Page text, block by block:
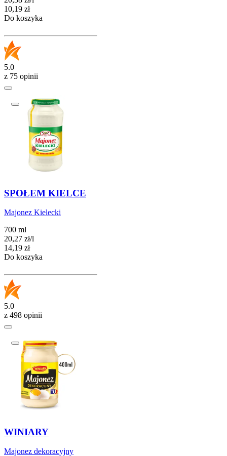
Cena
10,19 zł
Do koszyka
5.0
z 75 opinii
SPOŁEM KIELCE
Majonez Kielecki
700 ml
20,27 zł/l
Cena
14,19 zł
Do koszyka
5.0
z 498 opinii
WINIARY
Majonez dekoracyjny